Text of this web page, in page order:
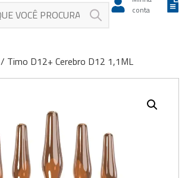
conta
/ Timo D12+ Cerebro D12 1,1ML